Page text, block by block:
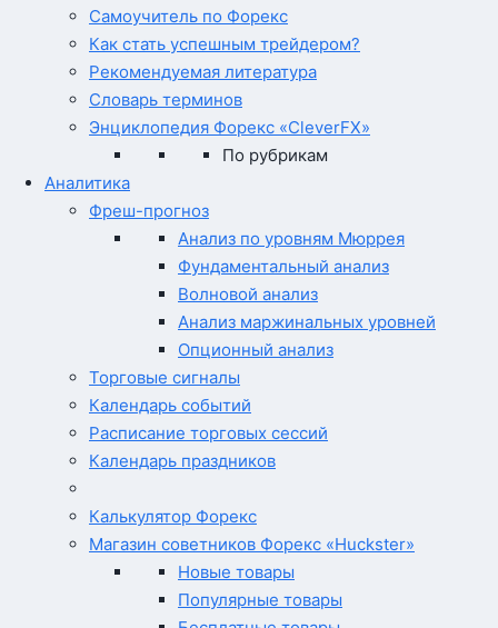
Самоучитель по Форекс
Как стать успешным трейдером?
Рекомендуемая литература
Словарь терминов
Энциклопедия Форекс «CleverFX»
По рубрикам
Аналитика
Фреш-прогноз
Анализ по уровням Мюррея
Фундаментальный анализ
Волновой анализ
Анализ маржинальных уровней
Опционный анализ
Торговые сигналы
Календарь событий
Расписание торговых сессий
Календарь праздников
Калькулятор Форекс
Магазин советников Форекс «Huckster»
Новые товары
Популярные товары